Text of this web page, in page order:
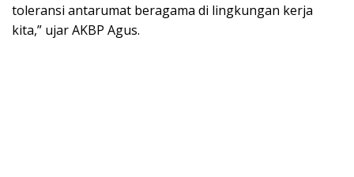
toleransi antarumat beragama di lingkungan kerja
kita,” ujar AKBP Agus.